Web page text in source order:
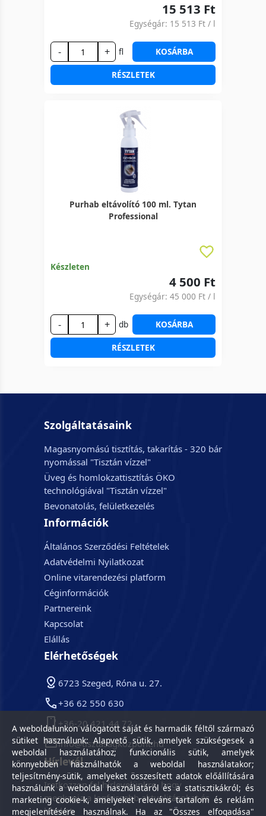
15 513 Ft
Egységár: 15 513 Ft / l
- + fl KOSÁRBA
RÉSZLETEK
Purhab eltávolító 100 ml. Tytan
Professional
Készleten
4 500 Ft
Egységár: 45 000 Ft / l
- + db KOSÁRBA
RÉSZLETEK
Szolgáltatásaink
Magasnyomású tisztítás, takarítás - 320 bár
nyomással "Tisztán vízzel"
Üveg és homlokzattisztítás ÖKO
technológiával "Tisztán vízzel"
Bevonatolás, felületkezelés
Információk
Általános Szerződési Feltételek
Adatvédelmi Nyilatkozat
Online vitarendezési platform
Céginformációk
Partnereink
Kapcsolat
Elállás
Elérhetőségek
6723 Szeged, Róna u. 27.
+36 62 550 630
+36-20 421 44 72
info@tisztasagkozpont.hu
Hírlevél
Iratkozzon fel hírlevelünkre, hogy
megkapja a legfrissebb aktualitásokat és
híreket.
A weboldalunkon válogatott saját és harmadik féltől származó
sütiket használunk: Alapvető sütik, amelyek szükségesek a
weboldal használatához; funkcionális sütik, amelyek
könnyebben használhatók a weboldal használatakor;
teljesítmény-sütik, amelyeket összesített adatok előállítására
használunk a weboldal használatáról és a statisztikákról; és
marketing cookie-k, amelyeket releváns tartalom és reklám
megjelenítésére használnak. Ha az "Összes elfogadása"